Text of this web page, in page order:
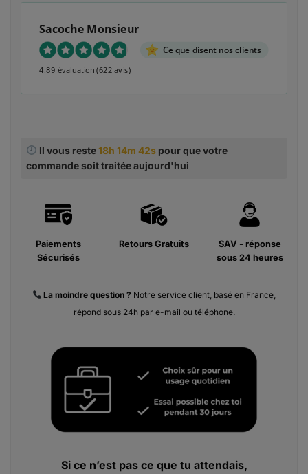
Sacoche Monsieur
Ce que disent nos clients
4.89 évaluation (622 avis)
Il vous reste18h 14m 41spour que votre commande
soit traitée aujourd'hui
Paiements
Sécurisés
Retours Gratuits
SAV - réponse
sous 24 heures
La moindre question ? Notre service client, basé en France,
répond sous 24h par e-mail ou téléphone.
Si ce n’est pas ce que tu attendais,